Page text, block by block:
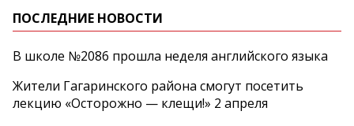
ПОСЛЕДНИЕ НОВОСТИ
В школе №2086 прошла неделя английского языка
Жители Гагаринского района смогут посетить
лекцию «Осторожно — клещи!» 2 апреля